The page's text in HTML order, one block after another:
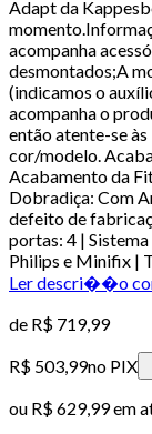
Adapt da
acompanha
desmontados;A
(indicamos o
acompanha o
então atente-se
cor/modelo.
Acabamento da
Dobradiça: Com
defeito de
portas: 4 |
Philips e Minifix |
Ler descri��o
de R$ 719,99
R$ 503,99no PIX
ou R$ 629,99em